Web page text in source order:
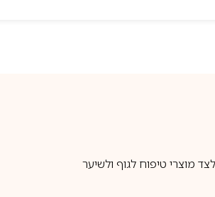
מוצרי טיפוח לגוף ולשיער